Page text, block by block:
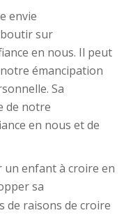
envie
sur
en nous. Il peut
émancipation
Sa
de notre
en nous et de
un enfant à croire en
sa
de raisons de croire